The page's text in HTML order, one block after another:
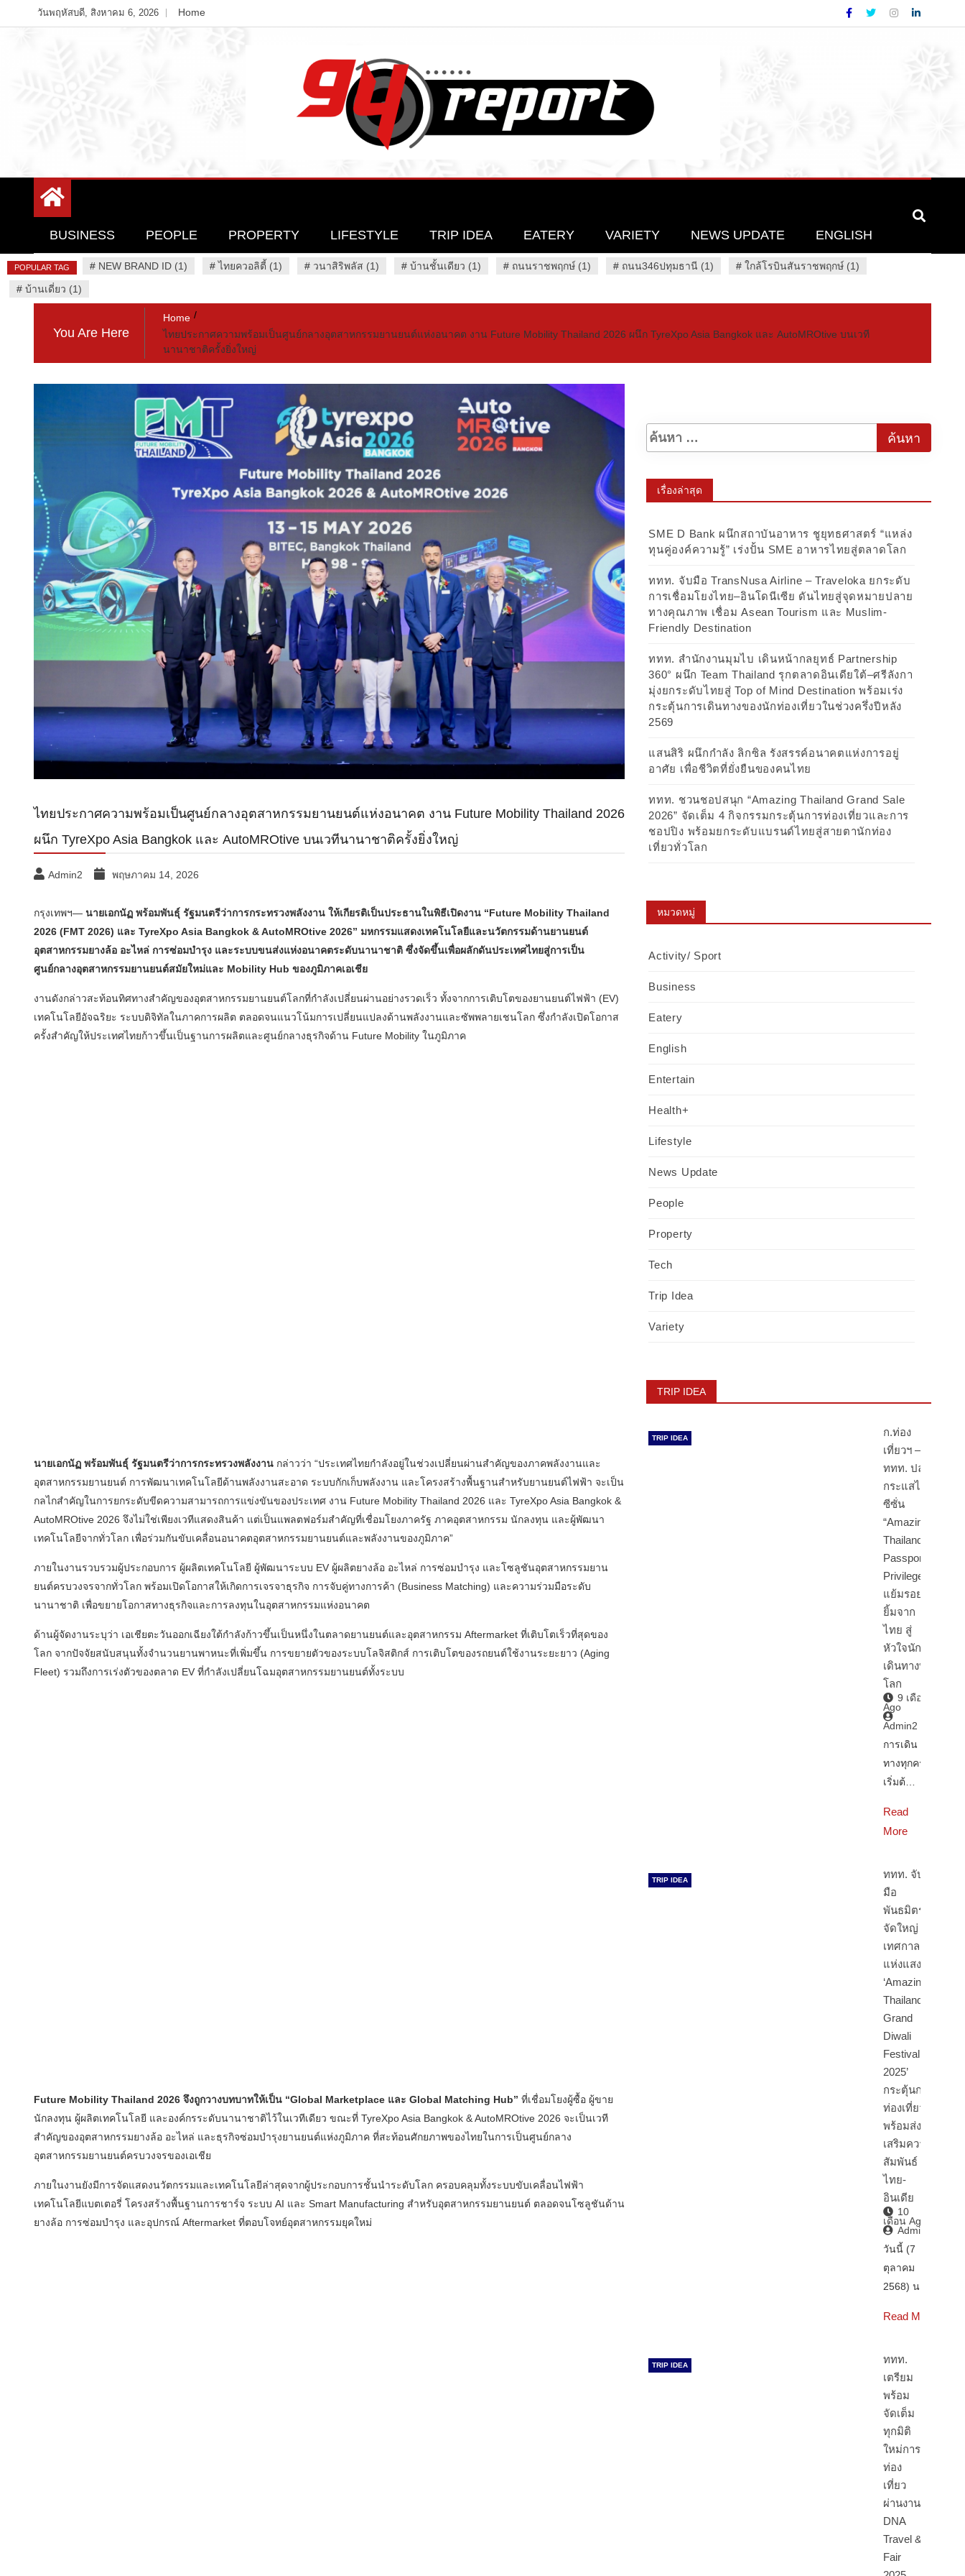
to
วันพฤหัสบดี, สิงหาคม 6, 2026 Home
94 Report.com
BUSINESS PEOPLE PROPERTY LIFESTYLE TRIP IDEA EATERY VARIETY NEWS UPDATE ENGLISH
POPULAR TAG # NEW BRAND ID (1) #ไทยควอลิตี้ (1) # วนาสิริพลัส (1) # บ้านชั้นเดียว (1) # ถนนราชพฤกษ์ (1) # ถนน346ปทุมธานี (1) # ใกล้โรบินสันราชพฤกษ์ (1)
# บ้านเดี่ยว (1)
You Are Here
Home
ไทยประกาศความพร้อมเป็นศูนย์กลางอุตสาหกรรมยานยนต์แห่งอนาคต งาน Future Mobility Thailand 2026 ผนึก TyreXpo Asia Bangkok และ AutoMROtive บนเวที
นานาชาติครั้งยิ่งใหญ่
ไทยประกาศความพร้อมเป็นศูนย์กลางอุตสาหกรรมยานยนต์แห่งอนาคต งาน Future Mobility Thailand 2026
ผนึก TyreXpo Asia Bangkok และ AutoMROtive บนเวทีนานาชาติครั้งยิ่งใหญ่
Admin2 พฤษภาคม 14, 2026
กรุงเทพฯ— นายเอกนัฏ พร้อมพันธุ์ รัฐมนตรีว่าการกระทรวงพลังงาน ให้เกียรติเป็นประธานในพิธีเปิดงาน “Future Mobility Thailand
2026 (FMT 2026) และ TyreXpo Asia Bangkok & AutoMROtive 2026” มหกรรมแสดงเทคโนโลยีและนวัตกรรมด้านยานยนต์
อุตสาหกรรมยางล้อ อะไหล่ การซ่อมบำรุง และระบบขนส่งแห่งอนาคตระดับนานาชาติ ซึ่งจัดขึ้นเพื่อผลักดันประเทศไทยสู่การเป็น
ศูนย์กลางอุตสาหกรรมยานยนต์สมัยใหม่และ Mobility Hub ของภูมิภาคเอเชีย
งานดังกล่าวสะท้อนทิศทางสำคัญของอุตสาหกรรมยานยนต์โลกที่กำลังเปลี่ยนผ่านอย่างรวดเร็ว ทั้งจากการเติบโตของยานยนต์ไฟฟ้า (EV)
เทคโนโลยีอัจฉริยะ ระบบดิจิทัลในภาคการผลิต ตลอดจนแนวโน้มการเปลี่ยนแปลงด้านพลังงานและซัพพลายเชนโลก ซึ่งกำลังเปิดโอกาส
ครั้งสำคัญให้ประเทศไทยก้าวขึ้นเป็นฐานการผลิตและศูนย์กลางธุรกิจด้าน Future Mobility ในภูมิภาค
นายเอกนัฏ พร้อมพันธุ์ รัฐมนตรีว่าการกระทรวงพลังงาน กล่าวว่า “ประเทศไทยกำลังอยู่ในช่วงเปลี่ยนผ่านสำคัญของภาคพลังงานและ
อุตสาหกรรมยานยนต์ การพัฒนาเทคโนโลยีด้านพลังงานสะอาด ระบบกักเก็บพลังงาน และโครงสร้างพื้นฐานสำหรับยานยนต์ไฟฟ้า จะเป็น
กลไกสำคัญในการยกระดับขีดความสามารถการแข่งขันของประเทศ งาน Future Mobility Thailand 2026 และ TyreXpo Asia Bangkok &
AutoMROtive 2026 จึงไม่ใช่เพียงเวทีแสดงสินค้า แต่เป็นแพลตฟอร์มสำคัญที่เชื่อมโยงภาครัฐ ภาคอุตสาหกรรม นักลงทุน และผู้พัฒนา
เทคโนโลยีจากทั่วโลก เพื่อร่วมกันขับเคลื่อนอนาคตอุตสาหกรรมยานยนต์และพลังงานของภูมิภาค”
ภายในงานรวบรวมผู้ประกอบการ ผู้ผลิตเทคโนโลยี ผู้พัฒนาระบบ EV ผู้ผลิตยางล้อ อะไหล่ การซ่อมบำรุง และโซลูชันอุตสาหกรรมยาน
ยนต์ครบวงจรจากทั่วโลก พร้อมเปิดโอกาสให้เกิดการเจรจาธุรกิจ การจับคู่ทางการค้า (Business Matching) และความร่วมมือระดับ
นานาชาติ เพื่อขยายโอกาสทางธุรกิจและการลงทุนในอุตสาหกรรมแห่งอนาคต
ด้านผู้จัดงานระบุว่า เอเชียตะวันออกเฉียงใต้กำลังก้าวขึ้นเป็นหนึ่งในตลาดยานยนต์และอุตสาหกรรม Aftermarket ที่เติบโตเร็วที่สุดของ
โลก จากปัจจัยสนับสนุนทั้งจำนวนยานพาหนะที่เพิ่มขึ้น การขยายตัวของระบบโลจิสติกส์ การเติบโตของรถยนต์ใช้งานระยะยาว (Aging
Fleet) รวมถึงการเร่งตัวของตลาด EV ที่กำลังเปลี่ยนโฉมอุตสาหกรรมยานยนต์ทั้งระบบ
Future Mobility Thailand 2026 จึงถูกวางบทบาทให้เป็น “Global Marketplace และ Global Matching Hub” ที่เชื่อมโยงผู้ซื้อ ผู้ขาย
นักลงทุน ผู้ผลิตเทคโนโลยี และองค์กรระดับนานาชาติไว้ในเวทีเดียว ขณะที่ TyreXpo Asia Bangkok & AutoMROtive 2026 จะเป็นเวที
สำคัญของอุตสาหกรรมยางล้อ อะไหล่ และธุรกิจซ่อมบำรุงยานยนต์แห่งภูมิภาค ที่สะท้อนศักยภาพของไทยในการเป็นศูนย์กลาง
อุตสาหกรรมยานยนต์ครบวงจรของเอเชีย
ภายในงานยังมีการจัดแสดงนวัตกรรมและเทคโนโลยีล่าสุดจากผู้ประกอบการชั้นนำระดับโลก ครอบคลุมทั้งระบบขับเคลื่อนไฟฟ้า
เทคโนโลยีแบตเตอรี่ โครงสร้างพื้นฐานการชาร์จ ระบบ AI และ Smart Manufacturing สำหรับอุตสาหกรรมยานยนต์ ตลอดจนโซลูชันด้าน
ยางล้อ การซ่อมบำรุง และอุปกรณ์ Aftermarket ที่ตอบโจทย์อุตสาหกรรมยุคใหม่
เรื่องล่าสุด
SME D Bank ผนึกสถาบันอาหาร ชูยุทธศาสตร์ “แหล่ง
ทุนคู่องค์ความรู้” เร่งปั้น SME อาหารไทยสู่ตลาดโลก
ททท. จับมือ TransNusa Airline – Traveloka ยกระดับ
การเชื่อมโยงไทย–อินโดนีเซีย ดันไทยสู่จุดหมายปลาย
ทางคุณภาพ เชื่อม Asean Tourism และ Muslim-
Friendly Destination
ททท. สำนักงานมุมไบ เดินหน้ากลยุทธ์ Partnership
360° ผนึก Team Thailand รุกตลาดอินเดียใต้–ศรีลังกา
มุ่งยกระดับไทยสู่ Top of Mind Destination พร้อมเร่ง
กระตุ้นการเดินทางของนักท่องเที่ยวในช่วงครึ่งปีหลัง
2569
แสนสิริ ผนึกกำลัง ลิกซิล รังสรรค์อนาคตแห่งการอยู่
อาศัย เพื่อชีวิตที่ยั่งยืนของคนไทย
ททท. ชวนชอปสนุก “Amazing Thailand Grand Sale
2026” จัดเต็ม 4 กิจกรรมกระตุ้นการท่องเที่ยวและการ
ชอปปิง พร้อมยกระดับแบรนด์ไทยสู่สายตานักท่อง
เที่ยวทั่วโลก
หมวดหมู่
Activity/ Sport
Business
Eatery
English
Entertain
Health+
Lifestyle
News Update
People
Property
Tech
Trip Idea
Variety
TRIP IDEA
TRIP IDEA
ก.ท่อง
เที่ยวฯ –
ททท. ปลุก
กระแสไฮ
ซีซั่น
“Amazing
Thailand
Passport
Privileges”
แย้มรอย
ยิ้มจาก
ไทย สู่
หัวใจนัก
เดินทางทั่ว
โลก
9 เดือน
Ago
Admin2
การเดิน
ทางทุกครั้ง
เริ่มต้…
Read
More
TRIP IDEA
ททท. จับ
มือ
พันธมิตร
จัดใหญ่
เทศกาล
แห่งแสงสี
‘Amazing
Thailand
Grand
Diwali
Festival
2025’
กระตุ้นการ
ท่องเที่ยว
พร้อมส่ง
เสริมความ
สัมพันธ์
ไทย-
อินเดีย
10
เดือน Ago
Admin2
วันนี้ (7
ตุลาคม
2568) นา…
Read More
TRIP IDEA
ททท.
เตรียม
พร้อม
จัดเต็ม
ทุกมิติ
ใหม่การ
ท่อง
เที่ยว
ผ่านงาน
DNA
Travel &
Fair